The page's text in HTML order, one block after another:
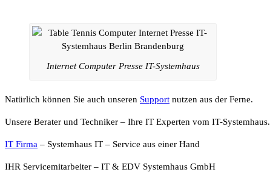
Internet Computer Presse IT-Systemhaus
Natürlich können Sie auch unseren Support nutzen aus der Ferne.
Unsere Berater und Techniker – Ihre IT Experten vom IT-Systemhaus.
IT Firma – Systemhaus IT – Service aus einer Hand
IHR Servicemitarbeiter – IT & EDV Systemhaus GmbH